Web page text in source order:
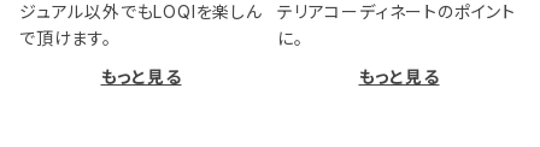
ジュアル以外でもLOQIを楽しん
で頂けます。
もっと見る
テリアコーディネートのポイント
に。
もっと見る